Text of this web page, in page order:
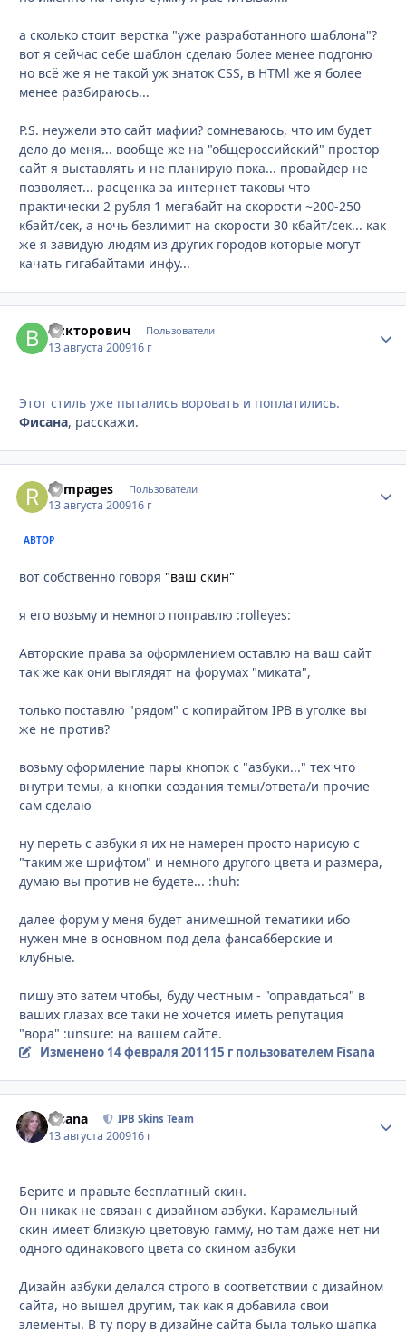
а сколько стоит верстка "уже разработанного шаблона"?
вот я сейчас себе шаблон сделаю более менее подгоню
но всё же я не такой уж знаток CSS, в HTMl же я более
менее разбираюсь...
P.S. неужели это сайт мафии? сомневаюсь, что им будет
дело до меня... вообще же на "общероссийский" простор
сайт я выставлять и не планирую пока... провайдер не
позволяет... расценка за интернет таковы что
практически 2 рубля 1 мегабайт на скорости ~200-250
кбайт/сек, а ночь безлимит на скорости 30 кбайт/сек... как
же я завидую людям из других городов которые могут
качать гигабайтами инфу...
Викторович Пользователи
13 августа 200916 г
Этот стиль уже пытались воровать и поплатились.
Фисана, расскажи.
Rampages Пользователи
13 августа 200916 г
АВТОР
вот собственно говоря "ваш скин"
я его возьму и немного поправлю :rolleyes:
Авторские права за оформлением оставлю на ваш сайт
так же как они выглядят на форумах "миката",
только поставлю "рядом" с копирайтом IPB в уголке вы
же не против?
возьму оформление пары кнопок с "азбуки..." тех что
внутри темы, а кнопки создания темы/ответа/и прочие
сам сделаю
ну переть с азбуки я их не намерен просто нарисую с
"таким же шрифтом" и немного другого цвета и размера,
думаю вы против не будете... :huh:
далее форум у меня будет анимешной тематики ибо
нужен мне в основном под дела фансабберские и
клубные.
пишу это затем чтобы, буду честным - "оправдаться" в
ваших глазах все таки не хочется иметь репутация
"вора" :unsure: на вашем сайте.
Изменено 14 февраля 201115 гпользователем Fisana
Fisana IPB Skins Team
13 августа 200916 г
Берите и правьте бесплатный скин.
Он никак не связан с дизайном азбуки. Карамельный
скин имеет близкую цветовую гамму, но там даже нет ни
одного одинакового цвета со скином азбуки
Дизайн азбуки делался строго в соответствии с дизайном
сайта, но вышел другим, так как я добавила свои
элементы. В ту пору в дизайне сайта была только шапка